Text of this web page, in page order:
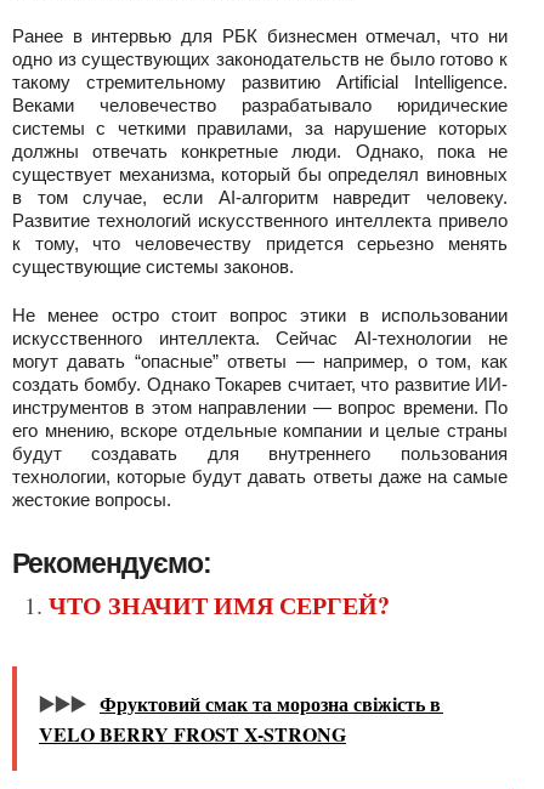
Ранее в интервью для РБК бизнесмен отмечал, что ни
одно из существующих законодательств не было готово к
такому стремительному развитию Artificial Intelligence.
Веками человечество разрабатывало юридические
системы с четкими правилами, за нарушение которых
должны отвечать конкретные люди. Однако, пока не
существует механизма, который бы определял виновных
в том случае, если AI-алгоритм навредит человеку.
Развитие технологий искусственного интеллекта привело
к тому, что человечеству придется серьезно менять
существующие системы законов.
Не менее остро стоит вопрос этики в использовании
искусственного интеллекта. Сейчас AI-технологии не
могут давать “опасные” ответы — например, о том, как
создать бомбу. Однако Токарев считает, что развитие ИИ-
инструментов в этом направлении — вопрос времени. По
его мнению, вскоре отдельные компании и целые страны
будут создавать для внутреннего пользования
технологии, которые будут давать ответы даже на самые
жестокие вопросы.
Рекомендуємо:
ЧТО ЗНАЧИТ ИМЯ СЕРГЕЙ?
▶️▶️▶️ Фруктовий смак та морозна свіжість в
VELO BERRY FROST X-STRONG